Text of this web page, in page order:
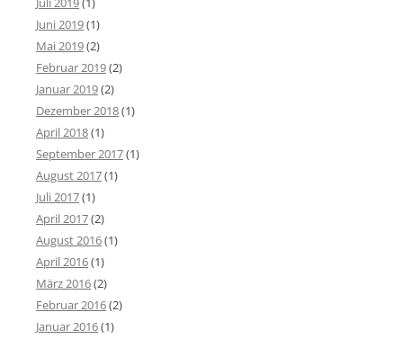
Juni 2019(1)
Mai 2019(2)
Februar 2019(2)
Januar 2019(2)
Dezember 2018(1)
April 2018(1)
September 2017(1)
August 2017(1)
Juli 2017(1)
April 2017(2)
August 2016(1)
April 2016(1)
März 2016(2)
Februar 2016(2)
Januar 2016(1)